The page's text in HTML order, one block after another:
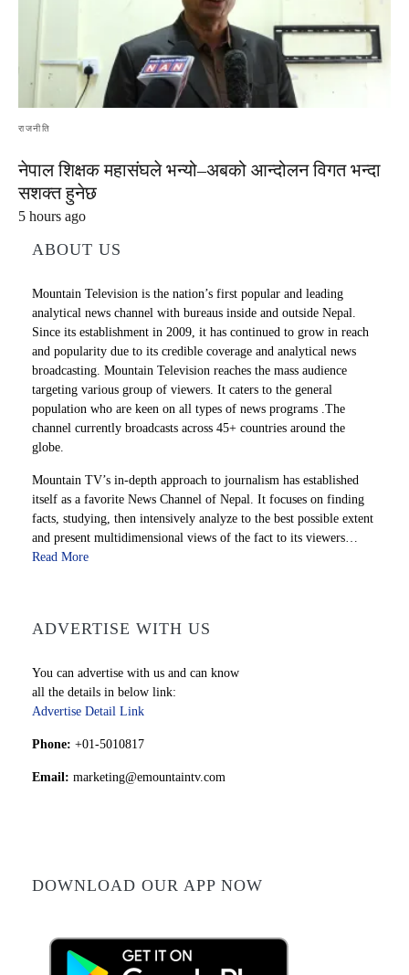
राजनीति
नेपाल शिक्षक महासंघले भन्यो–अबको आन्दोलन विगत भन्दा
सशक्त हुनेछ
5 hours ago
ABOUT US
Mountain Television is the nation’s first popular and leading
analytical news channel with bureaus inside and outside Nepal.
Since its establishment in 2009, it has continued to grow in reach
and popularity due to its credible coverage and analytical news
broadcasting. Mountain Television reaches the mass audience
targeting various group of viewers. It caters to the general
population who are keen on all types of news programs .The
channel currently broadcasts across 45+ countries around the
globe.
Mountain TV’s in-depth approach to journalism has established
itself as a favorite News Channel of Nepal. It focuses on finding
facts, studying, then intensively analyze to the best possible extent
and present multidimensional views of the fact to its viewers…
Read More
ADVERTISE WITH US
You can advertise with us and can know
all the details in below link:
Advertise Detail Link
Phone: +01-5010817
Email: marketing@emountaintv.com
DOWNLOAD OUR APP NOW